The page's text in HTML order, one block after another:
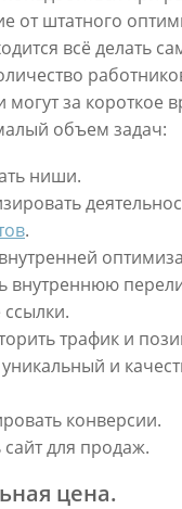
от штатного
всё делать
могут за короткое
объем задач:
ниши.
.
внутреннюю
трафик и
и
конверсии.
для продаж.
цена.